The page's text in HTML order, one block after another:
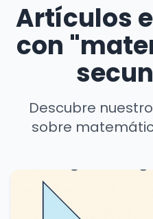
Artículos
con
Descubre
sobre